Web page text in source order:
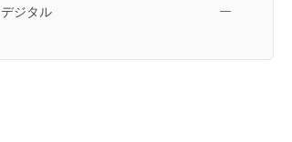
デジタル ―